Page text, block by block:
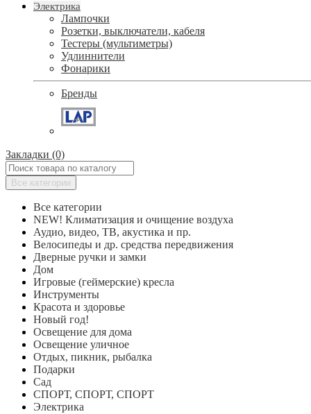
Электрика
Лампочки
Розетки, выключатели, кабеля
Тестеры (мультиметры)
Удлиннители
Фонарики
Бренды
Закладки (0)
Все категории
Все категории
NEW! Климатизация и очищение воздуха
Аудио, видео, ТВ, акустика и пр.
Велосипеды и др. средства передвижения
Дверные ручки и замки
Дом
Игровые (геймерские) кресла
Инструменты
Красота и здоровье
Новый год!
Освещение для дома
Освещение уличное
Отдых, пикник, рыбалка
Подарки
Сад
СПОРТ, СПОРТ, СПОРТ
Электрика